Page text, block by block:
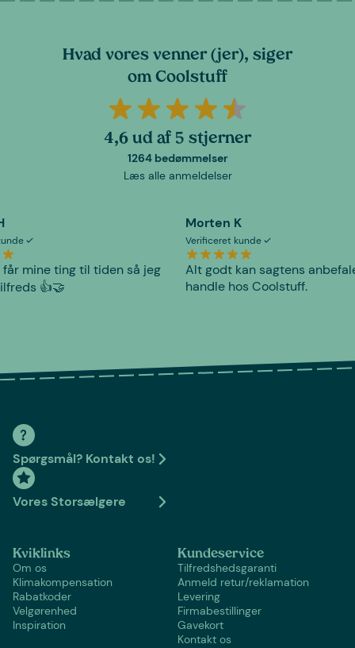
Hvad vores venner (jer), siger
om Coolstuff
4,6 ud af 5 stjerner
1264 bedømmelser
Læs alle anmeldelser
får mine ting til tiden så jeg
👍🤝
Morten K
Verificeret kunde
Alt godt kan sagtens
handle hos Coolstuff.
Spørgsmål? Kontakt os!
Vores Storsælgere
Kviklinks
Om os
Klimakompensation
Rabatkoder
Velgørenhed
Inspiration
Kundeservice
Tilfredshedsgaranti
Anmeld retur/reklamation
Levering
Firmabestillinger
Gavekort
Kontakt os